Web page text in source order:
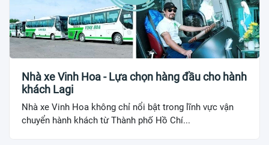
Nhà xe Vinh Hoa - Lựa chọn hàng đầu cho hành
khách Lagi
Nhà xe Vinh Hoa không chỉ nổi bật trong lĩnh vực vận
chuyển hành khách từ Thành phố Hồ Chí...